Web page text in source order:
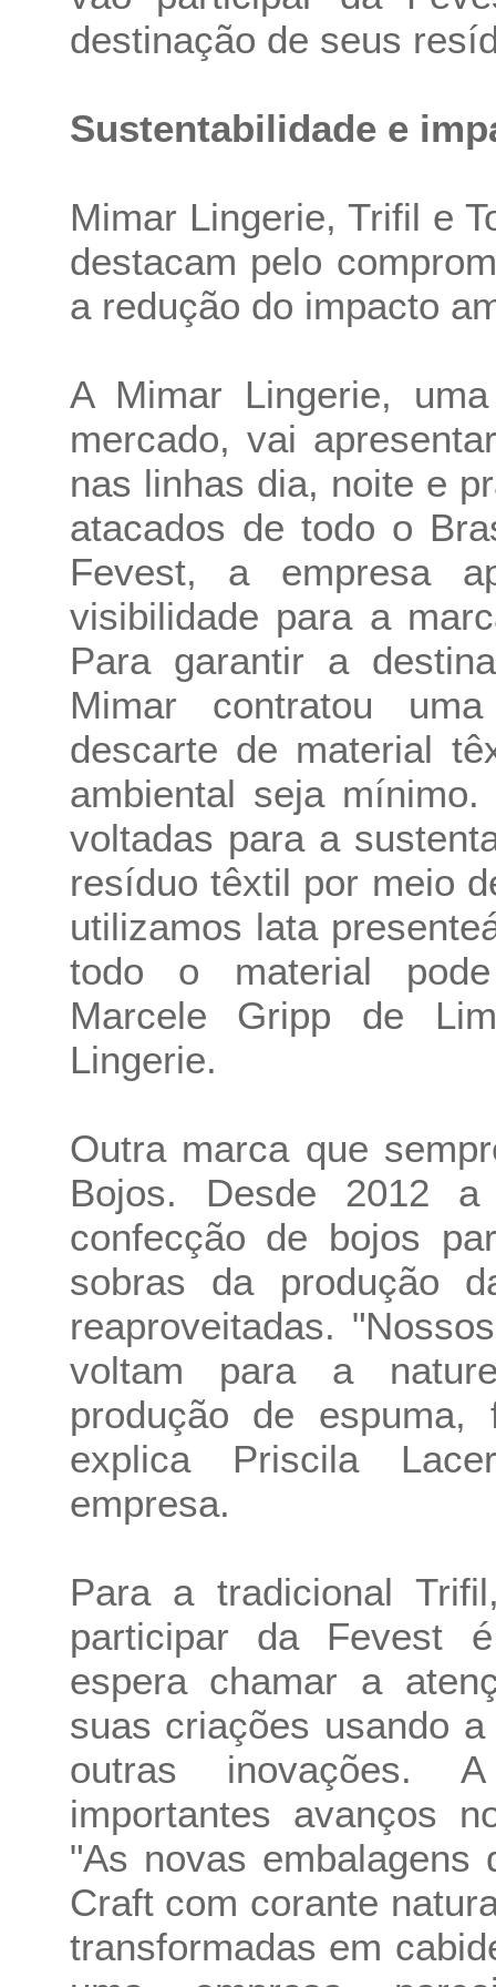
destinação de seus
Sustentabilidade e
Mimar Lingerie, Trifil e
destacam pelo
a redução do impacto
A Mimar Lingerie,
mercado, vai
nas linhas dia, noite e
atacados de todo o
Fevest, a empresa
visibilidade para a
Para garantir a
Mimar contratou
descarte de material
ambiental seja
voltadas para a
resíduo têxtil por meio
utilizamos lata
todo o material
Marcele Gripp de
Lingerie.
Outra marca que
Bojos. Desde 2012
confecção de bojos
sobras da produção
reaproveitadas.
voltam para a
produção de espuma,
explica Priscila
empresa.
Para a tradicional
participar da Fevest
espera chamar a
suas criações usando
outras inovações.
importantes avanços
"As novas embalagens
Craft com corante
transformadas em